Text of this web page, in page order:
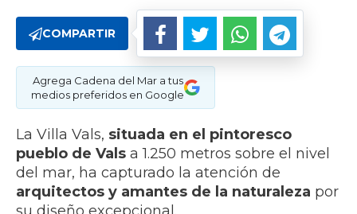
COMPARTIR
Agrega Cadena del Mar a tus
medios preferidos en Google
La Villa Vals, situada en el pintoresco
pueblo de Vals a 1.250 metros sobre el nivel
del mar, ha capturado la atención de
arquitectos y amantes de la naturaleza por